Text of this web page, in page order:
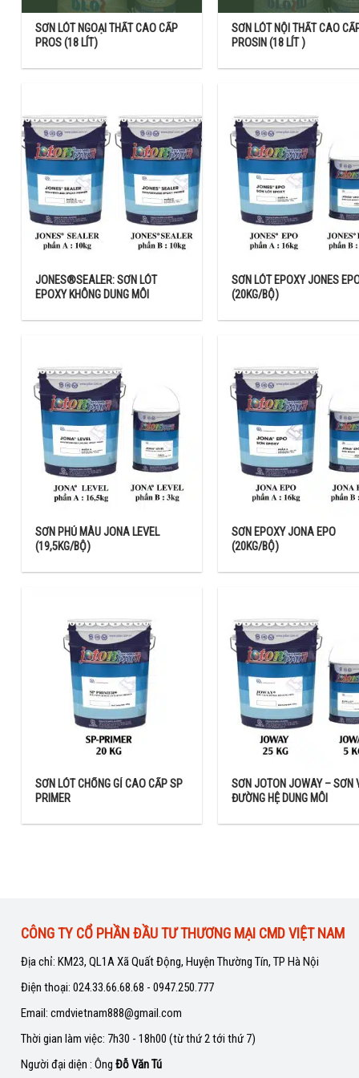
– Làm màu sơn sậm hơn: Tương tự với việc làm màu sơn sáng
từ từ màu sơn đen. Tránh trường hợp màu sơn sậm quá sẽ rất khó
Sơn Joton có đa dạng các sản phẩm để đáp ứng mọi nhu cầu của
Sản phẩm sơn JOTON Paint phù hợp với JIS K 5663:2003(*) và
gồm các dòng sản phẩm:
Bột trét tường
Sơn nước ngoại thất.
Sơn chống thấm gốc nước.
Sơn dầu , sơn chống rỉ Joton Sơn công nghiệp, sơn kẻ vạch đường
vụ giao hàng chuyên nghiệp được giao thẳng từ nhà máy đến
SƠN LÓT NGOẠI THẤT CAO CẤP
PROS (18 LÍT)
SƠN LÓT NỘI THẤT CAO
PROSIN (18 LÍT )
JONES®SEALER: SƠN LÓT
EPOXY KHÔNG DUNG MÔI
SƠN LÓT EPOXY JONES
(20KG/BỘ)
SƠN PHỦ MÀU JONA LEVEL
(19,5KG/BỘ)
SƠN EPOXY JONA EPO
(20KG/BỘ)
SƠN LÓT CHỐNG GỈ CAO CẤP SP
PRIMER
SƠN JOTON JOWAY – SƠN
ĐƯỜNG HỆ DUNG MÔI
CÔNG TY CỔ PHẦN ĐẦU TƯ THƯƠNG MẠI CMD VIỆT NAM
Địa chỉ: KM23, QL1A Xã Quất Động, Huyện Thường Tín, TP Hà Nội
Điện thoại: 024.33.66.68.68 - 0947.250.777
Email: cmdvietnam888@gmail.com
Thời gian làm việc: 7h30 - 18h00 (từ thứ 2 tới thứ 7)
Người đại diện : Ông Đỗ Văn Tú